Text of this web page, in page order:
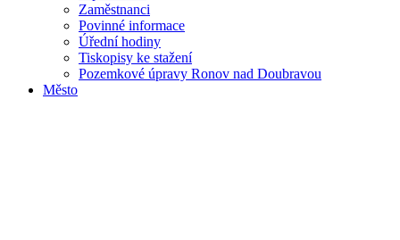
Zaměstnanci
Povinné informace
Úřední hodiny
Tiskopisy ke stažení
Pozemkové úpravy Ronov nad Doubravou
Město